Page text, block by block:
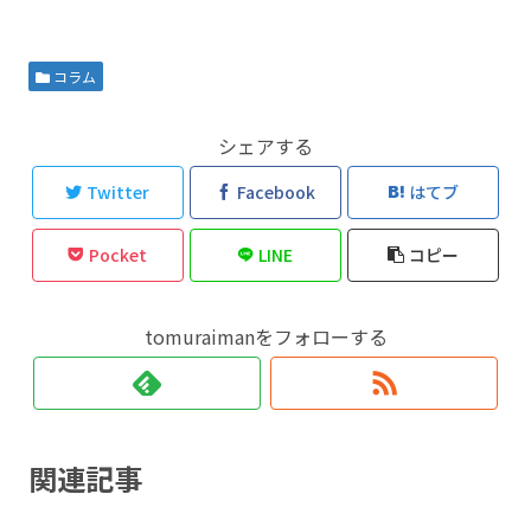
コラム
シェアする
Twitter Facebook はてブ
Pocket LINE コピー
tomuraimanをフォローする
関連記事